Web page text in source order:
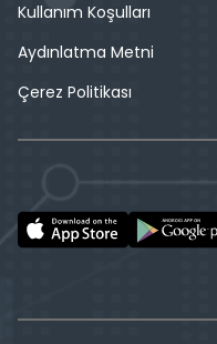
Kullanım Koşulları
Aydınlatma Metni
Çerez Politikası